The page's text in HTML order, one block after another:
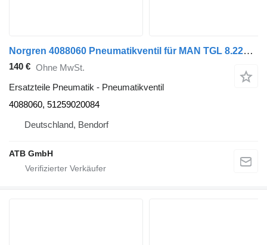
Norgren 4088060 Pneumatikventil für MAN TGL 8.220, Euro5 LKW
140 € Ohne MwSt.
Ersatzteile Pneumatik - Pneumatikventil
4088060, 51259020084
Deutschland, Bendorf
ATB GmbH